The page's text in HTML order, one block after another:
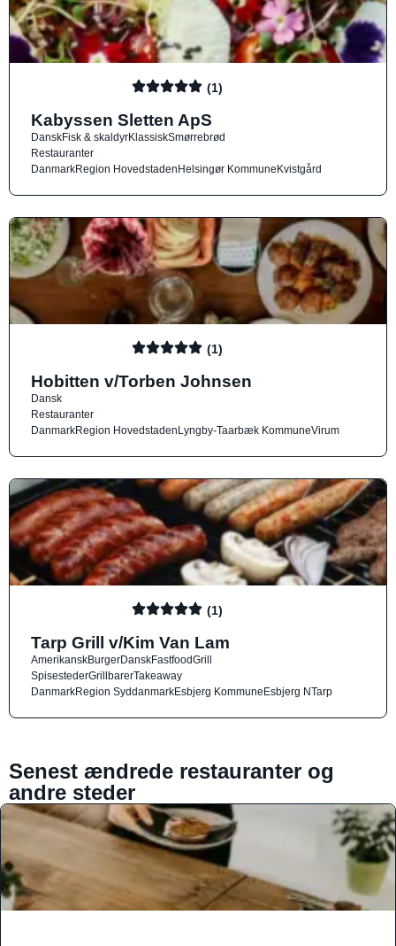
(1)
Kabyssen Sletten ApS
DanskFisk & skaldyrKlassiskSmørrebrød
Restauranter
DanmarkRegion HovedstadenHelsingør KommuneKvistgård
(1)
Hobitten v/Torben Johnsen
Dansk
Restauranter
DanmarkRegion HovedstadenLyngby-Taarbæk KommuneVirum
(1)
Tarp Grill v/Kim Van Lam
AmerikanskBurgerDanskFastfoodGrill
SpisestederGrillbarerTakeaway
DanmarkRegion SyddanmarkEsbjerg KommuneEsbjerg NTarp
Senest ændrede restauranter og
andre steder